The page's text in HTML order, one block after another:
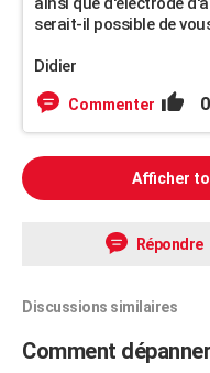
serait-il possible de
Didier
Commenter 0
Afficher
Répondre
Discussions similaires
Comment